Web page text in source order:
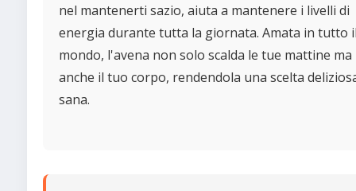
nel mantenerti sazio, aiuta a mantenere i livelli di
energia durante tutta la giornata. Amata in tutto
mondo, l'avena non solo scalda le tue mattine
anche il tuo corpo, rendendola una scelta
sana.